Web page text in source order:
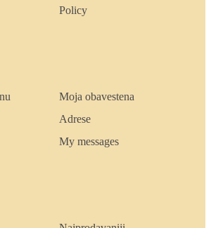
Policy
Moja obavestena
Adrese
My messages